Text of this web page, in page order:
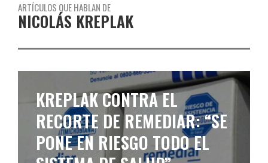
ARTÍCULOS QUE HABLAN DE
NICOLÁS KREPLAK
MALESTAR EN LA PROVINCIA
POR FALTA DE VACUNAS
ANTIGRIPALES